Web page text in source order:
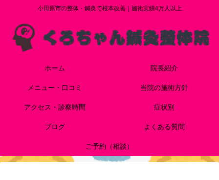
小田原市の整体・鍼灸で根本改善｜施術実績4万人以上
ホーム 院長紹介
メニュー・口コミ 当院の施術方針
アクセス・診察時間 症状別
ブログ よくある質問
ご予約（相談）